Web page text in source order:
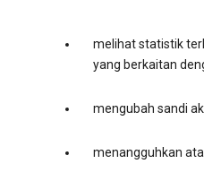
melihat statistik
yang berkaitan
mengubah sandi
menangguhkan